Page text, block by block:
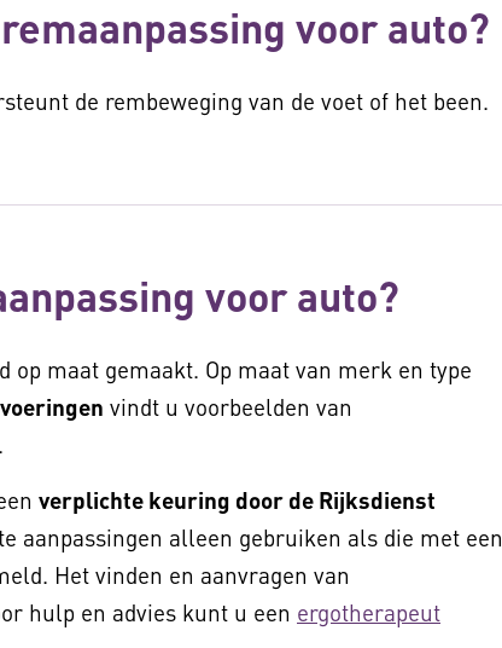
voor auto?
de rembeweging van de voet of het been.
voor auto?
op maat gemaakt. Op maat van merk en type
vindt u voorbeelden van
verplichte keuring door de Rijksdienst
aanpassingen alleen gebruiken als die met een
Het vinden en aanvragen van
hulp en advies kunt u een ergotherapeut